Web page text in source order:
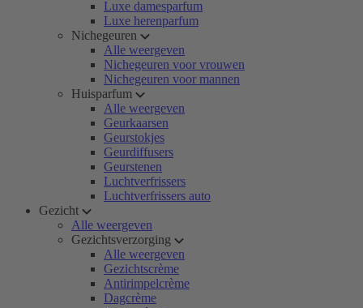
Luxe damesparfum
Luxe herenparfum
Nichegeuren
Alle weergeven
Nichegeuren voor vrouwen
Nichegeuren voor mannen
Huisparfum
Alle weergeven
Geurkaarsen
Geurstokjes
Geurdiffusers
Geurstenen
Luchtverfrissers
Luchtverfrissers auto
Gezicht
Alle weergeven
Gezichtsverzorging
Alle weergeven
Gezichtscrème
Antirimpelcrème
Dagcrème